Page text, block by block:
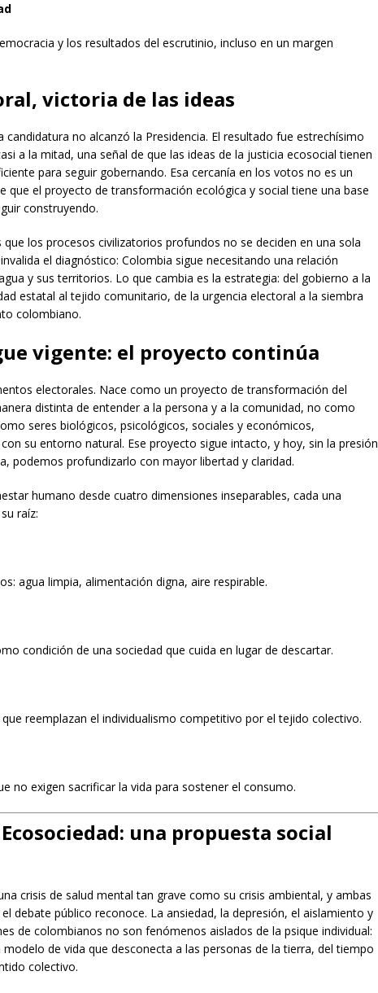
y los resultados del escrutinio, incluso en un margen
victoria de las ideas
no alcanzó la Presidencia. El resultado fue estrechísimo
a la mitad, una señal de que las ideas de la justicia ecosocial tienen
para seguir gobernando. Esa cercanía en los votos no es un
que el proyecto de transformación ecológica y social tiene una base
construyendo.
los procesos civilizatorios profundos no se deciden en una sola
el diagnóstico: Colombia sigue necesitando una relación
y sus territorios. Lo que cambia es la estrategia: del gobierno a la
estatal al tejido comunitario, de la urgencia electoral a la siembra
colombiano.
vigente: el proyecto continúa
electorales. Nace como un proyecto de transformación del
distinta de entender a la persona y a la comunidad, no como
seres biológicos, psicológicos, sociales y económicos,
su entorno natural. Ese proyecto sigue intacto, y hoy, sin la presión
podemos profundizarlo con mayor libertad y claridad.
humano desde cuatro dimensiones inseparables, cada una
raíz:
agua limpia, alimentación digna, aire respirable.
condición de una sociedad que cuida en lugar de descartar.
reemplazan el individualismo competitivo por el tejido colectivo.
no exigen sacrificar la vida para sostener el consumo.
una propuesta social
crisis de salud mental tan grave como su crisis ambiental, y ambas
debate público reconoce. La ansiedad, la depresión, el aislamiento y
de colombianos no son fenómenos aislados de la psique individual:
de vida que desconecta a las personas de la tierra, del tiempo
colectivo.